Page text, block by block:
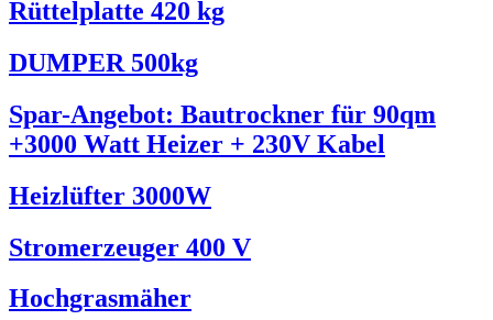
Rüttelplatte 420 kg
DUMPER 500kg
Spar-Angebot: Bautrockner für 90qm
+3000 Watt Heizer + 230V Kabel
Heizlüfter 3000W
Stromerzeuger 400 V
Hochgrasmäher